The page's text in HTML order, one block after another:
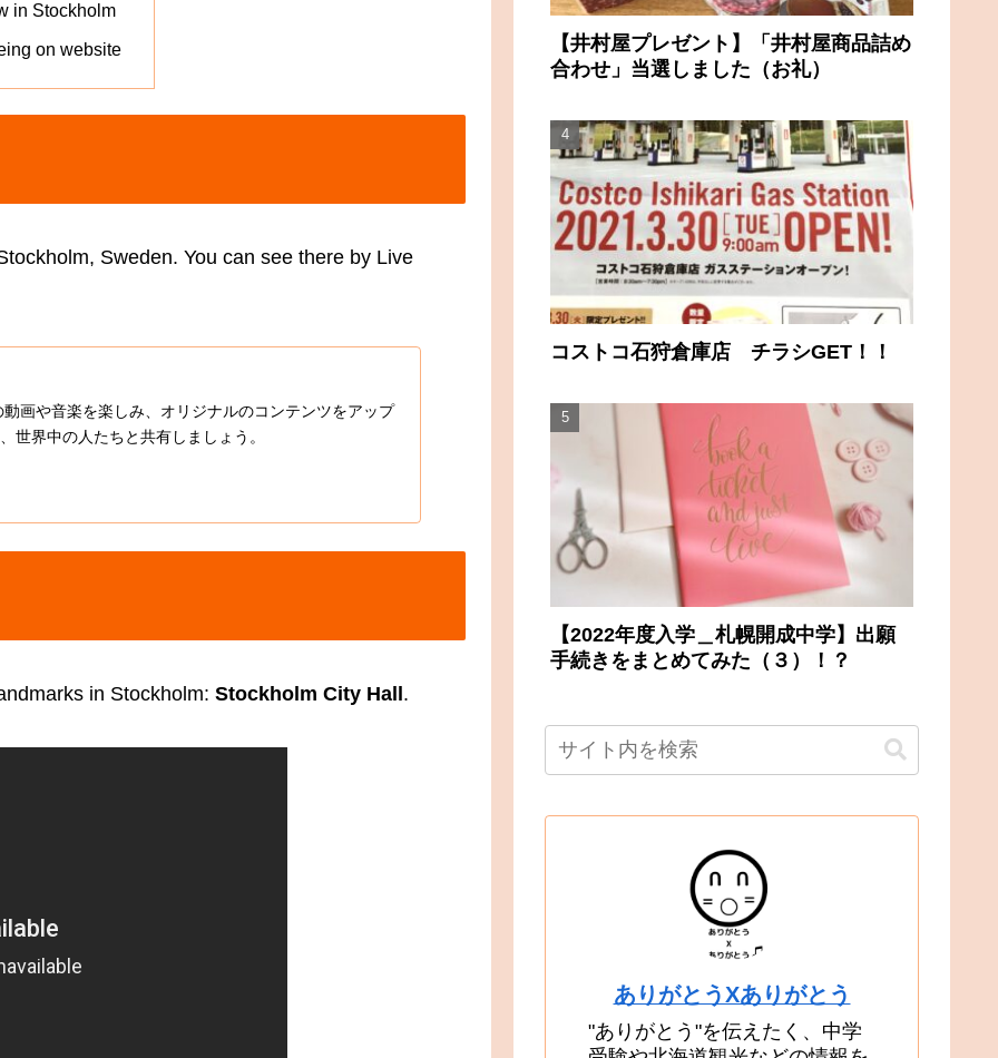
in Stockholm
on website
Sweden. You can see there by Live
画や音楽を楽しみ、オリジナルのコンテンツをアップ
世界中の人たちと共有しましょう。
in Stockholm: Stockholm City Hall.
【井村屋プレゼント】「井村屋商品詰め
合わせ」当選しました（お礼）
コストコ石狩倉庫店 チラシGET！！
【2022年度入学＿札幌開成中学】出願
手続きをまとめてみた（３）！？
ありがとうXありがとう
"ありがとう"を伝えたく、中学